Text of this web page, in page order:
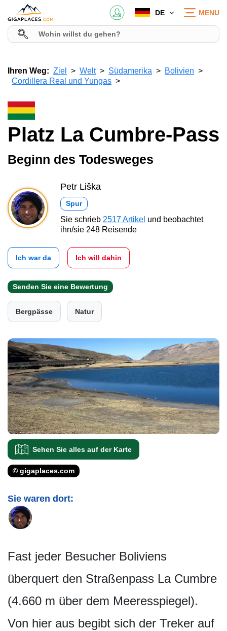
DE MENU
Ihren Weg: Ziel Welt Südamerika
Bolivien
Cordillera Real und Yungas
Platz La Cumbre-Pass
Beginn des Todesweges
Petr Liška
Spur
Sie schrieb 2517 Artikel und beobachtet
ihn/sie 248 Reisende
Ich war da Ich will dahin
Senden Sie eine Bewertung
Bergpässe Natur
Sehen Sie alles auf der Karte
© gigaplaces.com
Sie waren dort:
Fast jeder Besucher Boliviens
überquert den Straßenpass La Cumbre
(4.660 m über dem Meeresspiegel).
Von hier aus begibt sich der Treker auf